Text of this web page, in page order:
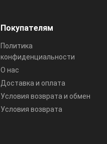
Покупателям
Политика
конфиденциальности
О нас
Доставка и оплата
Условия возврата и обмен
Условия возврата